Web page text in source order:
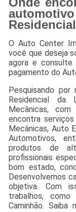
O Auto Center
você que deseja
agora e
pagamento do
Pesquisando
Residencial da
Mecânicas,
encontra
Mecânicas, Auto
Automotivos,
produtos de
profissionais
bom estado,
Desenvolvemos
objetiva. Com
trabalhos,
Caminhão.